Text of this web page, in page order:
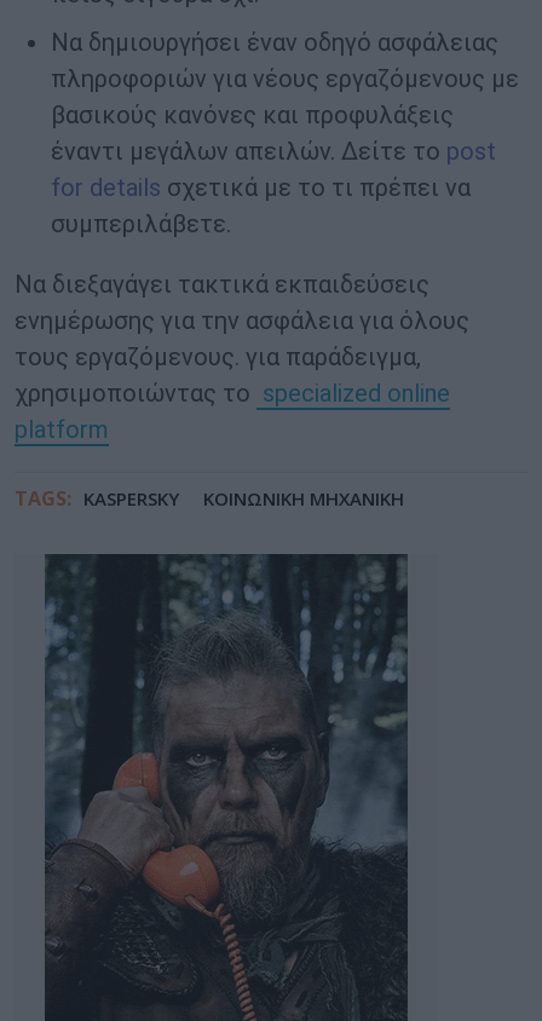
Να δημιουργήσει έναν οδηγό ασφάλειας
πληροφοριών για νέους εργαζόμενους με
βασικούς κανόνες και προφυλάξεις
έναντι μεγάλων απειλών. Δείτε το post
for details σχετικά με το τι πρέπει να
συμπεριλάβετε.
Να διεξαγάγει τακτικά εκπαιδεύσεις
ενημέρωσης για την ασφάλεια για όλους
τους εργαζόμενους. για παράδειγμα,
χρησιμοποιώντας το specialized online
platform
TAGS: KASPERSKY ΚΟΙΝΩΝΙΚΗ ΜΗΧΑΝΙΚΗ